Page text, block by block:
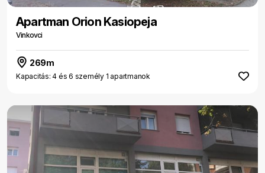
Apartman Orion Kasiopeja
Vinkovci
269m
Kapacitás: 4 és 6 személy 1 apartmanok